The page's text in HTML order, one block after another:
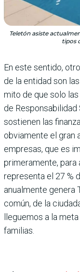
Teletón asiste
tipos
En este sentido,
de la entidad son
mito de que solo
de
sostienen las
obviamente el gran
empresas, que es
primeramente, para
representa el 27 %
anualmente genera
común, de la
lleguemos a la
familias.